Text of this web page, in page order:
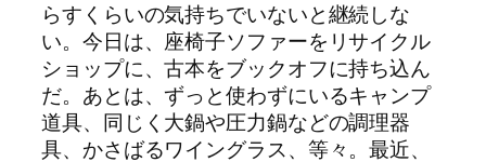
らすくらいの気持ちでいないと継続しな
い。今日は、座椅子ソファーをリサイクル
ショップに、古本をブックオフに持ち込ん
だ。あとは、ずっと使わずにいるキャンプ
道具、同じく大鍋や圧力鍋などの調理器
具、かさばるワイングラス、等々。最近、